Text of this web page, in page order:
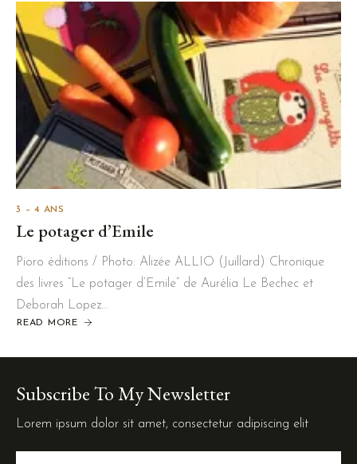
3 – 4 ANS
Le potager d’Emile
Pioro éditions / Photo: Alizée ALLIO (Juillard) Chronique
des livres “Le potager d’Emile” de Aurélia Le Bechec et
Deborah Lopez…
READ MORE
Subscribe To My Newsletter
Lorem ipsum dolor sit amet, consectetur adipiscing elit